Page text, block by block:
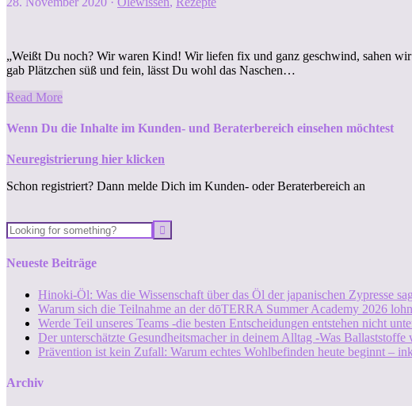
„Weißt Du noch? Wir waren Kind! Wir liefen fix und ganz geschwind, sahen
gab Plätzchen süß und fein, lässt Du wohl das Naschen…
Read More
Wenn Du die Inhalte im Kunden- und Beraterbereich einsehen möchtest
Neuregistrierung hier klicken
Schon registriert? Dann melde Dich im Kunden- oder Beraterbereich an
Neueste Beiträge
Hinoki-Öl: Was die Wissenschaft über das Öl der japanischen Zypresse
Warum sich die Teilnahme an der dōTERRA Summer Academy 2026
Werde Teil unseres Teams -die besten Entscheidungen entstehen nicht
Der unterschätzte Gesundheitsmacher in deinem Alltag -Was
Prävention ist kein Zufall: Warum echtes Wohlbefinden heute beginnt –
Archiv